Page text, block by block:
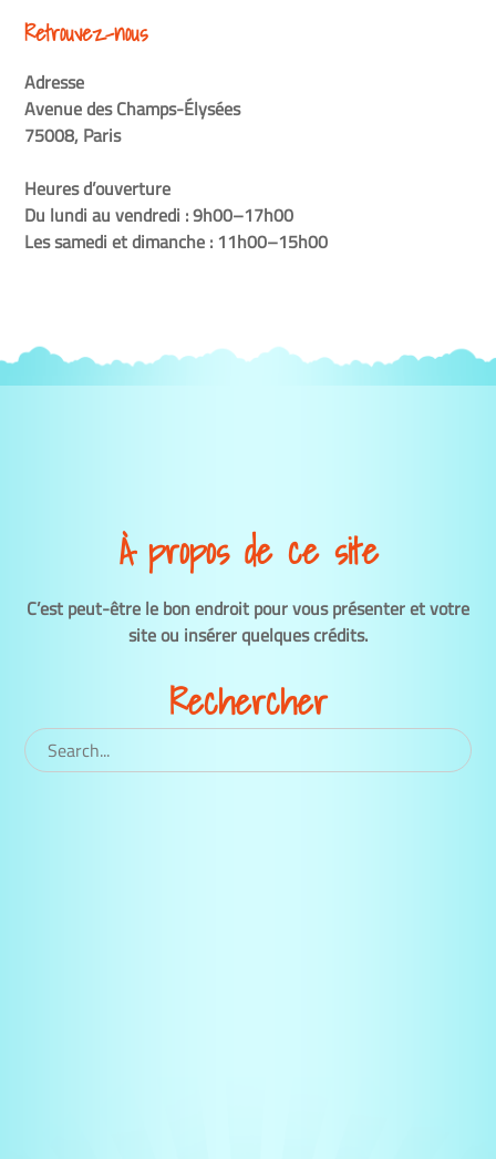
Retrouvez-nous
Adresse
Avenue des Champs-Élysées
75008, Paris
Heures d’ouverture
Du lundi au vendredi : 9h00–17h00
Les samedi et dimanche : 11h00–15h00
À propos de ce site
C’est peut-être le bon endroit pour vous présenter et votre
site ou insérer quelques crédits.
Rechercher